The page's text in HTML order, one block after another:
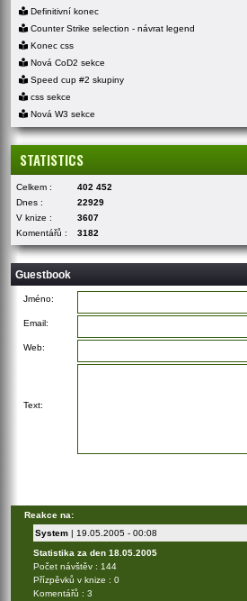
Definitivní konec
Counter Strike selection - návrat legend
Konec css
Nová CoD2 sekce
Speed cup #2 skupiny
css sekce
Nová W3 sekce
STATISTICS
Celkem :
402 452
Dnes :
22929
V knize :
3607
Komentářů :
3182
Guestbook
Jméno:
Email:
Web:
Text:
Reakce na:
System | 19.05.2005 - 00:08
Statistika za den 18.05.2005
Počet návštěv : 144
Přízpěvků v knize : 0
Komentářů : 3